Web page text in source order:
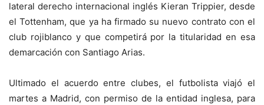
lateral derecho internacional inglés Kieran Trippier, desde
el Tottenham, que ya ha firmado su nuevo contrato con el
club rojiblanco y que competirá por la titularidad en esa
demarcación con Santiago Arias.
Ultimado el acuerdo entre clubes, el futbolista viajó el
martes a Madrid, con permiso de la entidad inglesa, para